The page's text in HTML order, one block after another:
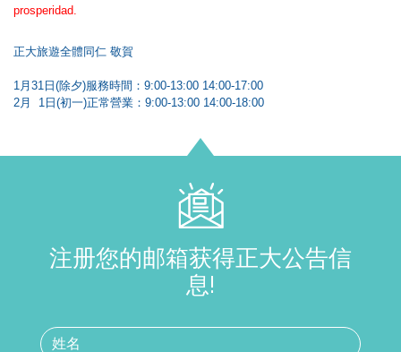
prosperidad.
正大旅遊全體同仁 敬賀
1月31日(除夕)服務時間：9:00-13:00 14:00-17:00
2月 1日(初一)正常營業：9:00-13:00 14:00-18:00
注册您的邮箱获得正大公告信
息!